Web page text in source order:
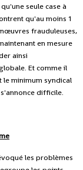
seule case à
qu'au moins 1
frauduleuses,
en mesure
ainsi
Et comme il
le minimum syndical
difficile.
les problèmes